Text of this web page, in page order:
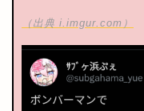
（出典 i.imgur.com）